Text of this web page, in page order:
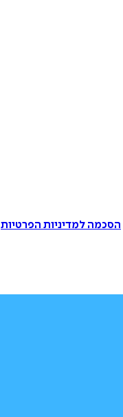
הסכמה למדיניות הפרטיות